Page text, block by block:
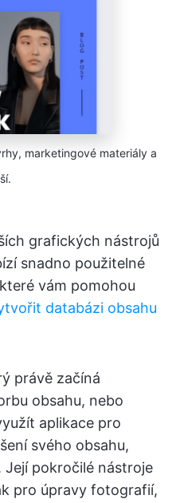
marketingové materiály a
grafických nástrojů
snadno použitelné
vám pomohou
databázi obsahu
právě začíná
obsahu, nebo
aplikace pro
svého obsahu,
Její pokročilé nástroje
pro úpravy fotografií,